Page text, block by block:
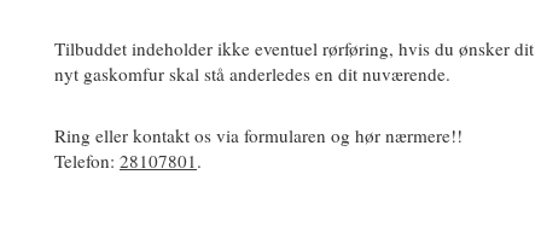
Tilbuddet indeholder ikke eventuel rørføring, hvis du ønsker dit
nyt gaskomfur skal stå anderledes en dit nuværende.
Ring eller kontakt os via formularen og hør nærmere!!
Telefon: 28107801.